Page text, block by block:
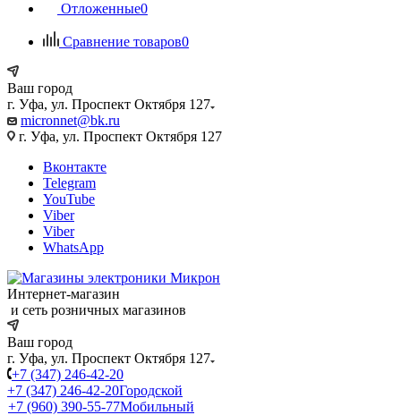
Отложенные0
Сравнение товаров0
Ваш город
г. Уфа, ул. Проспект Октября 127
micronnet@bk.ru
г. Уфа, ул. Проспект Октября 127
Вконтакте
Telegram
YouTube
Viber
Viber
WhatsApp
Интернет-магазин
и сеть розничных магазинов
Ваш город
г. Уфа, ул. Проспект Октября 127
+7 (347) 246-42-20
+7 (347) 246-42-20Городской
+7 (960) 390-55-77Мобильный